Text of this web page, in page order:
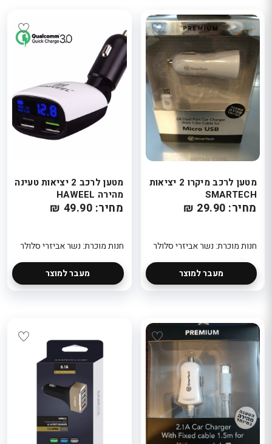
מטען לרכב מיקרו 2 יציאות
SMARTECH
מחיר: 29.90 ₪
חנות מוכרת: נשר אביזרי סלולר
מעבר למוצר
מטען לרכב 2 יציאות טעינה
מהירה HAWEEL
מחיר: 49.90 ₪
חנות מוכרת: נשר אביזרי סלולר
מעבר למוצר